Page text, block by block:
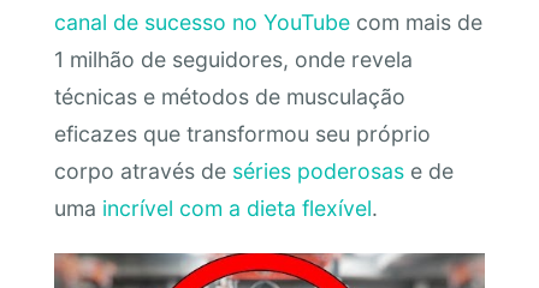
canal de sucesso no YouTubecom mais de
1 milhão de seguidores, onde revela
técnicas e métodos de musculação
eficazes que transformou seu próprio
corpo através de séries poderosase de
uma incrível com a dieta flexível.